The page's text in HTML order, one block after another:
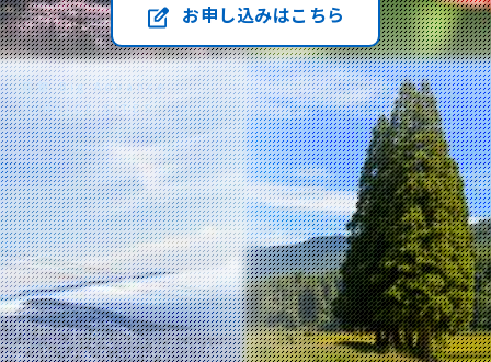
荘銀 Big Advance
SERVICE SITES
お申し込みはこちら